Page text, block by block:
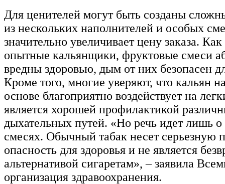
Для ценителей могут быть созданы
из нескольких наполнителей и особых
значительно увеличивает цену заказа. Как
опытные кальянщики, фруктовые смеси
вредны здоровью, дым от них безопасен
Кроме того, многие уверяют, что кальян
основе благоприятно воздействует на
является хорошей профилактикой
дыхательных путей. «Но речь идет лишь
смесях. Обычный табак несет серьезную
опасность для здоровья и не является
альтернативой сигаретам», – заявила
организация здравоохранения.